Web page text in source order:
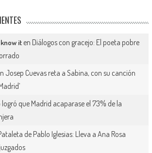
iten Diálogos con gracejo: El poeta pobre
Josep Cuevas reta a Sabina, con su canción
logró que Madrid acaparase el 73% de la
de Pablo Iglesias: Lleva a Ana Rosa